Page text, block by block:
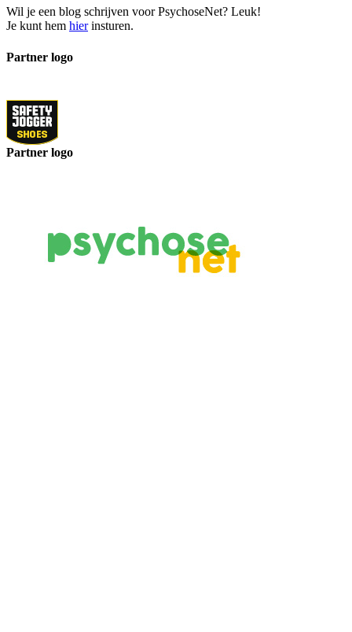
Wil je een blog schrijven voor PsychoseNet? Leuk!
Je kunt hem hierinsturen.
Partner logo
Partner logo